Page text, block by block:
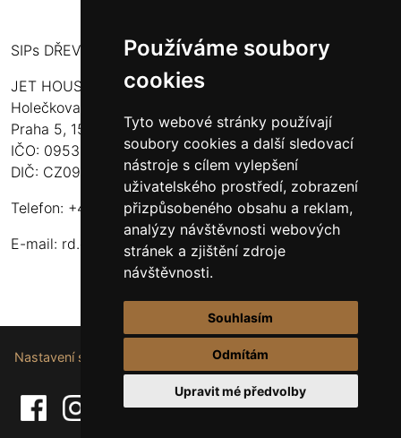
Používáme soubory
cookies
Tyto webové stránky používají
soubory cookies a další sledovací
nástroje s cílem vylepšení
uživatelského prostředí, zobrazení
přizpůsobeného obsahu a reklam,
analýzy návštěvnosti webových
stránek a zjištění zdroje
návštěvnosti.
Souhlasím
Odmítám
Upravit mé předvolby
SIPs DŘEVOSTAVBY
JET HOUSE S.R.O.
Holečkova 789/49
Praha 5, 150 00
IČO: 09532935
DIČ: CZ09532935
Telefon: +420 737 107 003
E-mail: rd.drevostavby@gmail.com
Nastavení souborů cookie.